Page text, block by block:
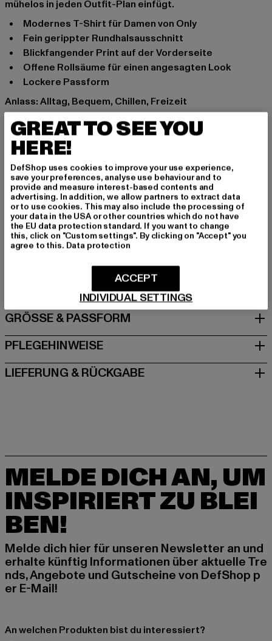
mühelos in jeden Outfit-Plan einfügt.
Modernes T-Shirt für Damen von Only
Fein gerippter Rundhalsausschnitt
Blickfangender Print auf der Vorderseite
Offene Rollsäume für einen angesagten Look
Lockere Passform
Anlass: Alltag, Bequem, Chillen, Freizeit
Ausschnitt: Rundhals
Ärmelart: Kurzarm
Marke: Only
Kat.: T-Shirts
Farbe: weiß
Hersteller Farbe: cloud dancer
Materialzusammensetzung: 100% Baumwolle
Art.Nr: 15279686-08860
Hersteller: Bestseller Textilhandels GmbH |
Schöneberger Straße 15 | 10963 Berlin | DE
GRÖSSE & PASSFORM
PFLEGEHINWEISE
LIEFERUNG & RÜCKGABE
MELDE DICH AN, UM
INSPIRIERT ZU BLEI
BEN!
Melde dich hier für unseren Newsletter an und
erhalte künftig Informationen über aktuelle Tre
nds, Angebote und Gutscheine von DefShop p
er E-Mail!
An welchen Produkten bist du interessiert?
GREAT TO SEE YOU
HERE!
DefShop uses cookies to improve your use experience,
save your preferences, analyse use behaviour and to
provide and measure interest-based contents and
advertising. In addition, we allow partners to extract data
or to use cookies. This may also include the processing of
your data in the USA or other countries which do not have
the EU data protection standard. If you want to change
this, click on "Custom settings". By clicking on "Accept" you
agree to this. Data protection
INDIVIDUAL SETTINGS
ACCEPT